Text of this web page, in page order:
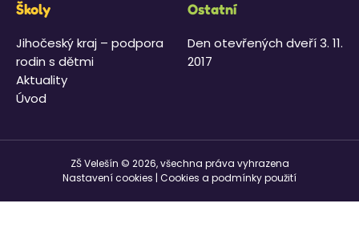
Školy
Jihočeský kraj – podpora
rodin s dětmi
Aktuality
Úvod
Ostatní
Den otevřených dveří 3. 11.
2017
ZŠ Velešín © 2026, všechna práva vyhrazena
Nastavení cookies Cookies a podmínky použití